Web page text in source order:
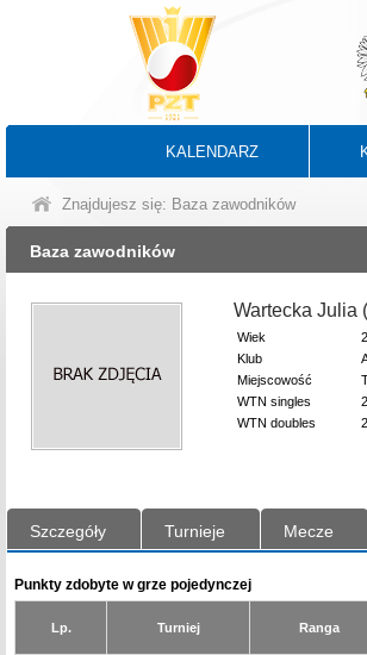
KALENDARZ
Znajdujesz się: Baza zawodników
Baza zawodników
Wartecka Julia
Wiek
Klub
Miejscowość
WTN singles
WTN doubles
Szczegóły Turnieje Mecze
Punkty zdobyte w grze pojedynczej
Lp. Turniej Ranga